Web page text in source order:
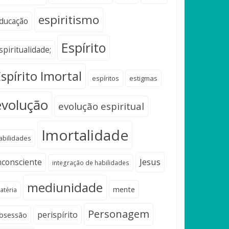
espiritismo
Espírito
Imortal espíritos estigmas
evolução espiritual
Imortalidade
integração de habilidades Jesus
mediunidade mente
perispírito Personagem